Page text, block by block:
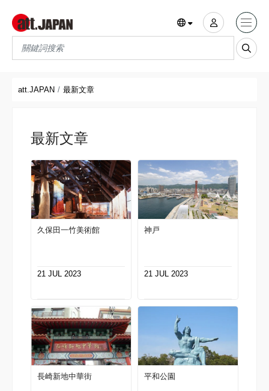
Translations title cont
att.JAPAN 最新文章
最新文章
久保田一竹美術館
21 JUL 2023
神戸
21 JUL 2023
長崎新地中華街 平和公園